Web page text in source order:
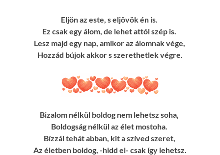
Eljön az este, s eljövök én is.
Ez csak egy álom, de lehet attól szép is.
Lesz majd egy nap, amikor az álomnak vége,
Hozzád bújok akkor s szerethetlek végre.
Bizalom nélkül boldog nem lehetsz soha,
Boldogság nélkül az élet mostoha.
Bízzál tehát abban, kit a szíved szeret,
Az életben boldog, -hidd el- csak így lehetsz.